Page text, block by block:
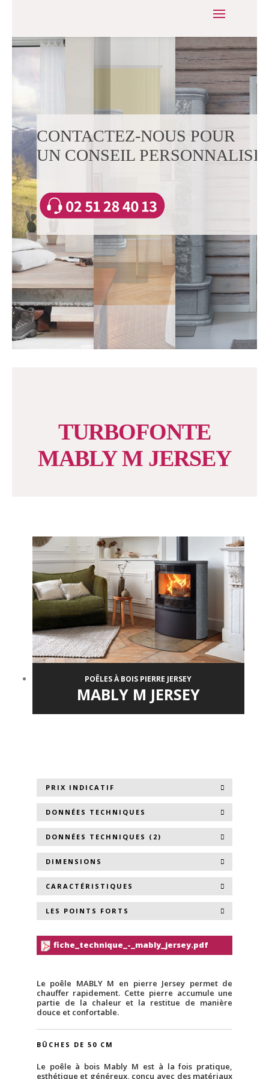
CONTACTEZ-NOUS POUR
UN CONSEIL PERSONNALISÉ
TURBOFONTE
MABLY M JERSEY
POÊLES À BOIS PIERRE JERSEY
MABLY M JERSEY
Le poêle MABLY M en pierre Jersey permet de
chauffer rapidement. Cette pierre accumule une
partie de la chaleur et la restitue de manière
douce et confortable.
BÛCHES DE 50 CM
Le poêle à bois Mably M est à la fois pratique,
esthétique et généreux, conçu avec des matériaux
PRIX INDICATIF
DONNÉES TECHNIQUES
DONNÉES TECHNIQUES (2)
DIMENSIONS
CARACTÉRISTIQUES
LES POINTS FORTS
fiche_technique_-_mably_jersey.pdf